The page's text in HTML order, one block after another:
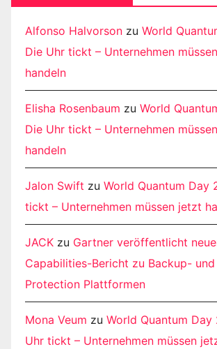
Alfonso Halvorson zu World
Die Uhr tickt – Unternehmen
handeln
Elisha Rosenbaum zu World
Die Uhr tickt – Unternehmen
handeln
Jalon Swift zu World Quantum Day
tickt – Unternehmen müssen jetzt
JACK zu Gartner veröffentlicht
Capabilities-Bericht zu Backup-
Protection Plattformen
Mona Veum zu World Quantum Day
Uhr tickt – Unternehmen müssen